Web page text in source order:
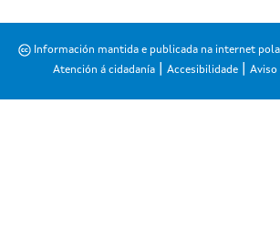
Información mantida e publicada na internet
Atención á cidadanía
Accesibilidade Aviso